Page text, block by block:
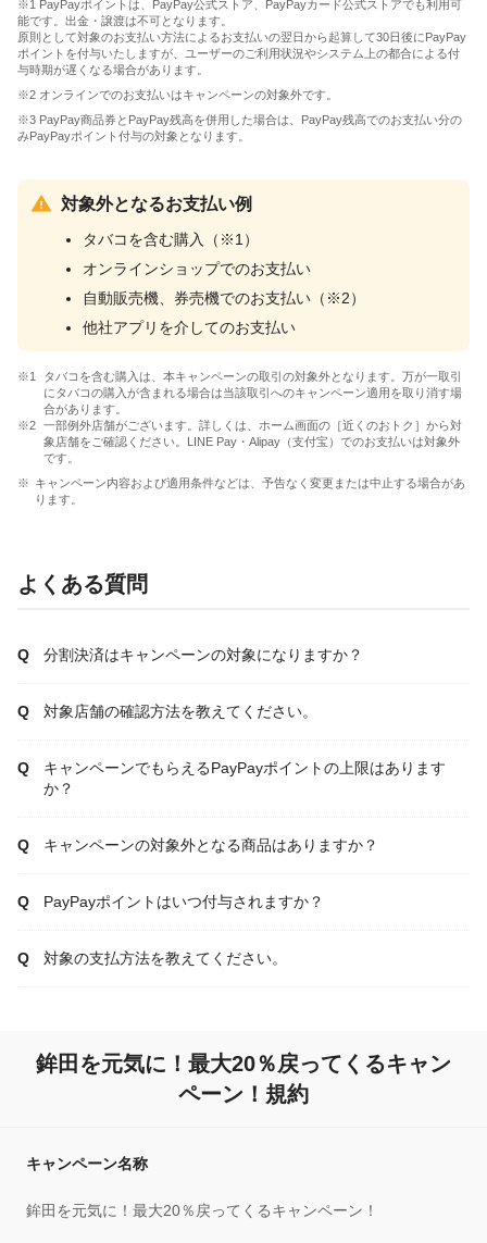
※1 PayPayポイントは、PayPay公式ストア、PayPayカード公式ストアでも利用可
能です。出金・譲渡は不可となります。
原則として対象のお支払い方法によるお支払いの翌日から起算して30日後にPayPay
ポイントを付与いたしますが、ユーザーのご利用状況やシステム上の都合による付
与時期が遅くなる場合があります。
※2 オンラインでのお支払いはキャンペーンの対象外です。
※3 PayPay商品券とPayPay残高を併用した場合は、PayPay残高でのお支払い分の
みPayPayポイント付与の対象となります。
対象外となるお支払い例
タバコを含む購入（※1）
オンラインショップでのお支払い
自動販売機、券売機でのお支払い（※2）
他社アプリを介してのお支払い
タバコを含む購入は、本キャンペーンの取引の対象外となります。万が一取引
にタバコの購入が含まれる場合は当該取引へのキャンペーン適用を取り消す場
合があります。
一部例外店舗がございます。詳しくは、ホーム画面の［近くのおトク］から対
象店舗をご確認ください。LINE Pay・Alipay（支付宝）でのお支払いは対象外
です。
キャンペーン内容および適用条件などは、予告なく変更または中止する場合があ
ります。
よくある質問
分割決済はキャンペーンの対象になりますか？
対象店舗の確認方法を教えてください。
キャンペーンでもらえるPayPayポイントの上限はあります
か？
キャンペーンの対象外となる商品はありますか？
PayPayポイントはいつ付与されますか？
対象の支払方法を教えてください。
鉾田を元気に！最大20％戻ってくるキャン
ペーン！規約
キャンペーン名称
鉾田を元気に！最大20％戻ってくるキャンペーン！